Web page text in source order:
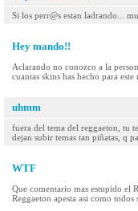
Si los perr@s estan ladrando...
Hey mando!!
Aclarando no conozco a la
cuantas skins has hecho para
uhmm
fuera del tema del reggaeton, tu
dejan subir temas tan piñatas, q
WTF
Que comentario mas estupido el
Reggaeton apesta asi como